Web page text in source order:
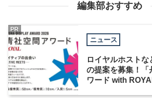
編集部おすすめ
ニュース
ロイヤルホスト
の提案を募集！「
ワード with
PR